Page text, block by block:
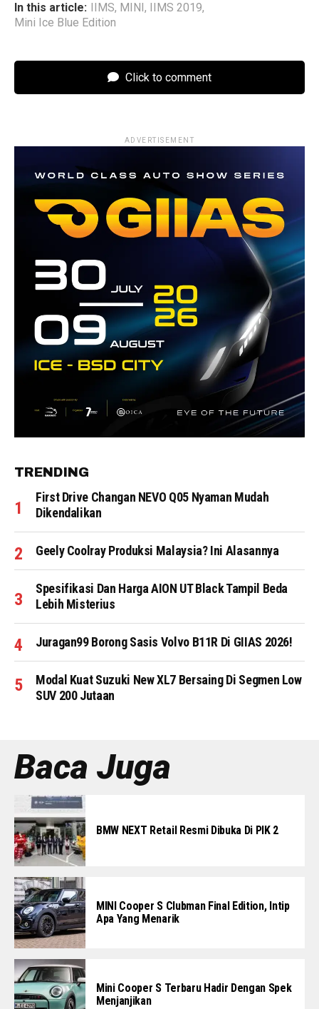
In this article: IIMS, MINI , IIMS 2019,
Mini Ice Blue Edition
Click to comment
ADVERTISEMENT
TRENDING
First Drive Changan NEVO Q05 Nyaman Mudah
Dikendalikan
Geely Coolray Produksi Malaysia? Ini Alasannya
Spesifikasi Dan Harga AION UT Black Tampil Beda
Lebih Misterius
Juragan99 Borong Sasis Volvo B11R Di GIIAS 2026!
Modal Kuat Suzuki New XL7 Bersaing Di Segmen Low
SUV 200 Jutaan
Baca Juga
BMW NEXT Retail Resmi Dibuka Di PIK 2
MINI Cooper S Clubman Final Edition, Intip
Apa Yang Menarik
Mini Cooper S Terbaru Hadir Dengan Spek
Menjanjikan